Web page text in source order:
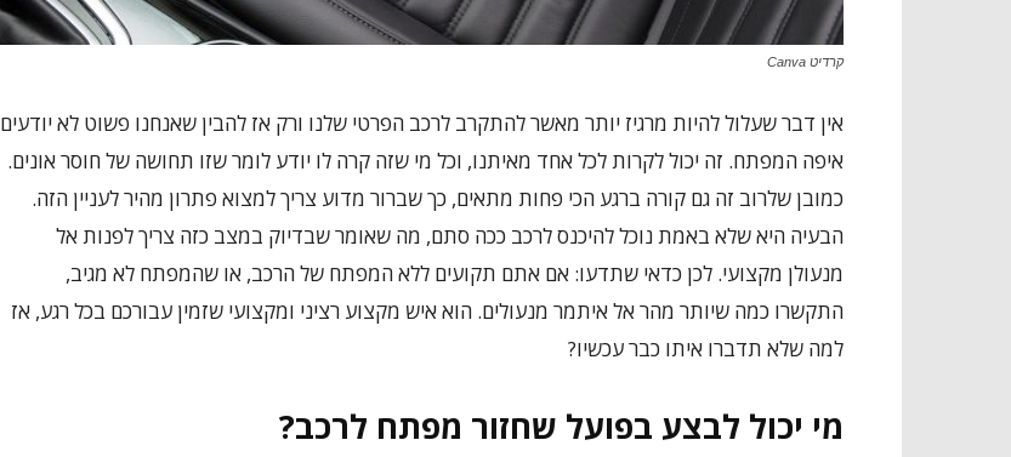
קרדיט Canva
אין דבר שעלול להיות מרגיז יותר מאשר להתקרב לרכב הפרטי שלנו ורק אז להבין שאנחנו פשוט לא יודעים
איפה המפתח. זה יכול לקרות לכל אחד מאיתנו, וכל מי שזה קרה לו יודע לומר שזו תחושה של חוסר אונים.
כמובן שלרוב זה גם קורה ברגע הכי פחות מתאים, כך שברור מדוע צריך למצוא פתרון מהיר לעניין הזה.
הבעיה היא שלא באמת נוכל להיכנס לרכב ככה סתם, מה שאומר שבדיוק במצב כזה צריך לפנות אל
מנעולן מקצועי. לכן כדאי שתדעו: אם אתם תקועים ללא המפתח של הרכב, או שהמפתח לא מגיב,
התקשרו כמה שיותר מהר אל איתמר מנעולים. הוא איש מקצוע רציני ומקצועי שזמין עבורכם בכל רגע, אז
למה שלא תדברו איתו כבר עכשיו?
מי יכול לבצע בפועל שחזור מפתח לרכב?